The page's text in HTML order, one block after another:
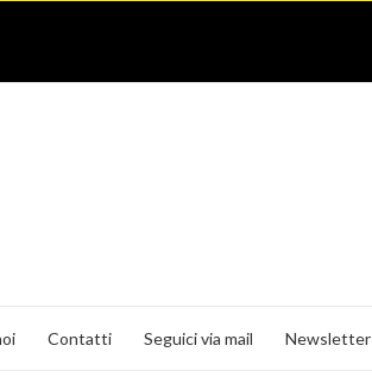
Contatti Seguici via mail Newsletter